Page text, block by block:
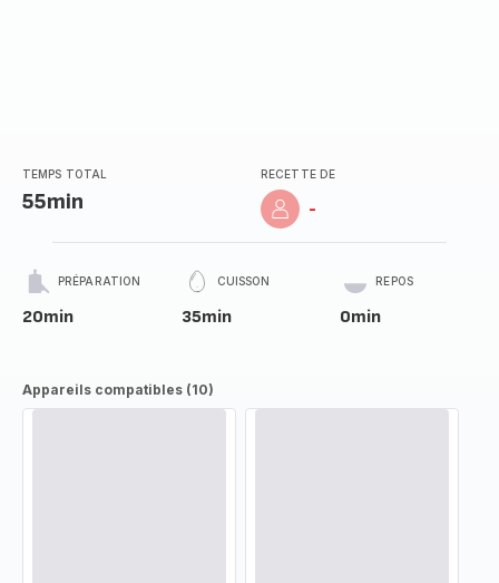
TEMPS TOTAL
55min
RECETTE DE
-
PRÉPARATION
20min
CUISSON
35min
REPOS
0min
Appareils compatibles (10)